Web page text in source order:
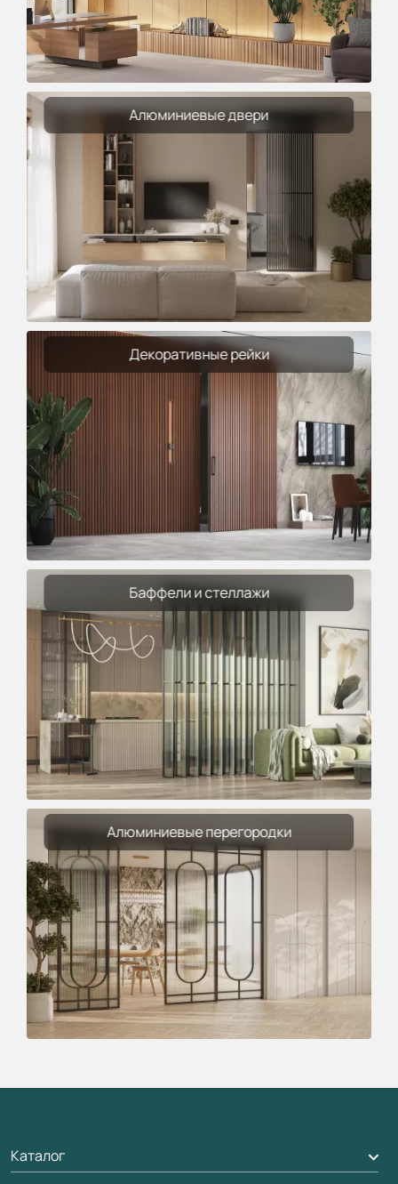
Алюминиевые двери
Декоративные рейки
Баффели и стеллажи
Алюминиевые перегородки
Каталог